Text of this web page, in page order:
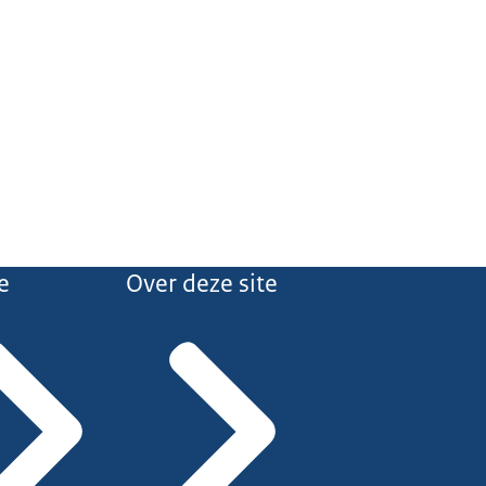
Over deze site